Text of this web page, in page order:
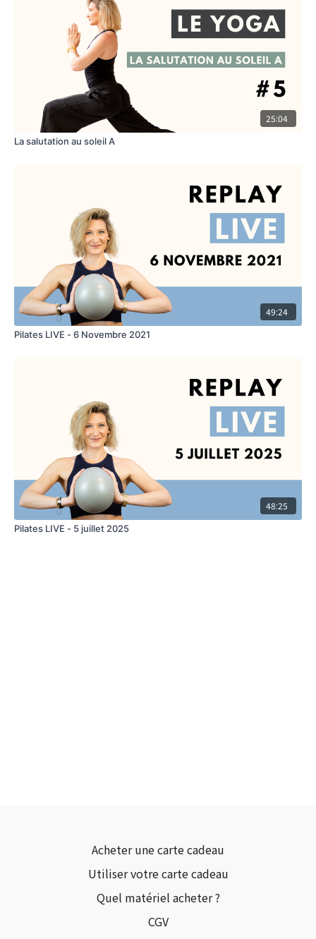
25:04
La salutation au soleil A
49:24
Pilates LIVE - 6 Novembre 2021
48:25
Pilates LIVE - 5 juillet 2025
Acheter une carte cadeau
Utiliser votre carte cadeau
Quel matériel acheter ?
CGV